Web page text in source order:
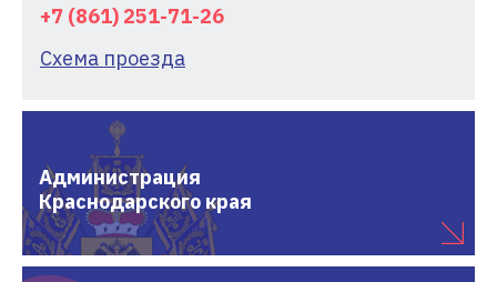
+7 (861) 251-71-26
Схема проезда
Администрация
Краснодарского края